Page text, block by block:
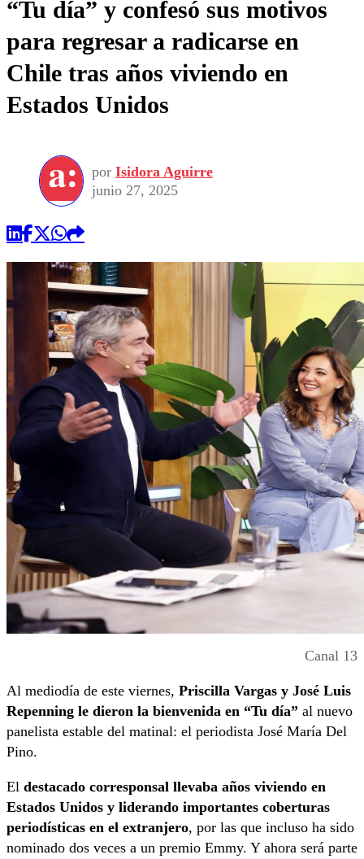
“Tu día” y confesó sus motivos
para regresar a radicarse en
Chile tras años viviendo en
Estados Unidos
por Isidora Aguirre
junio 27, 2025
Canal 13
Al mediodía de este viernes, Priscilla Vargas y José Luis
Repenning le dieron la bienvenida en “Tu día” al nuevo
panelista estable del matinal: el periodista José María Del
Pino.
El destacado corresponsal llevaba años viviendo en
Estados Unidos y liderando importantes coberturas
periodísticas en el extranjero, por las que incluso ha sido
nominado dos veces a un premio Emmy. Y ahora será parte